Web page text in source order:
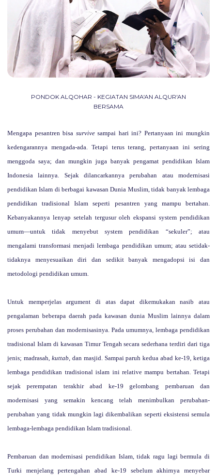
PONDOK ALQOHAR - KEGIATAN SIMA'AN ALQUR'AN
BERSAMA
Mengapa pesantren bisa survivesampai hari ini? Pertanyaan ini mungkin
kedengarannya mengada-ada. Tetapi terus terang, pertanyaan ini sering
menggoda saya; dan mungkin juga banyak pengamat pendidikan Islam
Indonesia lainnya. Sejak dilancarkannya perubahan atau modernisasi
pendidikan Islam di berbagai kawasan Dunia Muslim, tidak banyak lembaga
pendidikan tradisional Islam seperti pesantren yang mampu bertahan.
Kebanyakannya lenyap setelah tergusur oleh ekspansi system pendidikan
umum—untuk tidak menyebut system pendidikan “sekuler”; atau
mengalami transformasi menjadi lembaga pendidikan umum; atau setidak-
tidaknya menyesuaikan diri dan sedikit banyak mengadopsi isi dan
metodologi pendidikan umum.
Untuk memperjelas argument di atas dapat dikemukakan nasib atau
pengalaman beberapa daerah pada kawasan dunia Muslim lainnya dalam
proses perubahan dan modernisasinya. Pada umumnya, lembaga pendidikan
tradisional Islam di kawasan Timur Tengah secara sederhana terdiri dari tiga
jenis; madrasah, kuttab, dan masjid. Sampai paruh kedua abad ke-19, ketiga
lembaga pendidikan tradisional islam ini relative mampu bertahan. Tetapi
sejak perempatan terakhir abad ke-19 gelombang pembaruan dan
modernisasi yang semakin kencang telah menimbulkan perubahan-
perubahan yang tidak mungkin lagi dikembalikan seperti eksistensi semula
lembaga-lembaga pendidikan Islam tradisional.
Pembaruan dan modernisasi pendidikan Islam, tidak ragu lagi bermula di
Turki menjelang pertengahan abad ke-19 sebelum akhirnya menyebar